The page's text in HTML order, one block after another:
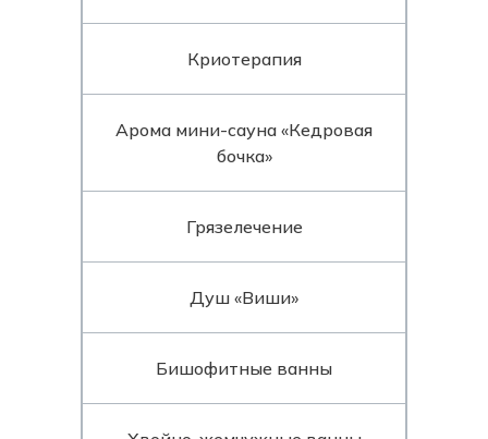
Криотерапия
Арома мини-сауна «Кедровая
бочка»
Грязелечение
Душ «Виши»
Бишофитные ванны